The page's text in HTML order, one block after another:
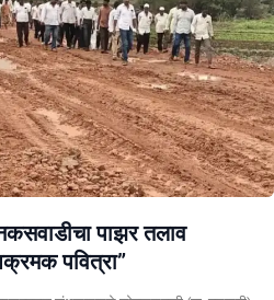
पाझर तलाव
पवित्रा”